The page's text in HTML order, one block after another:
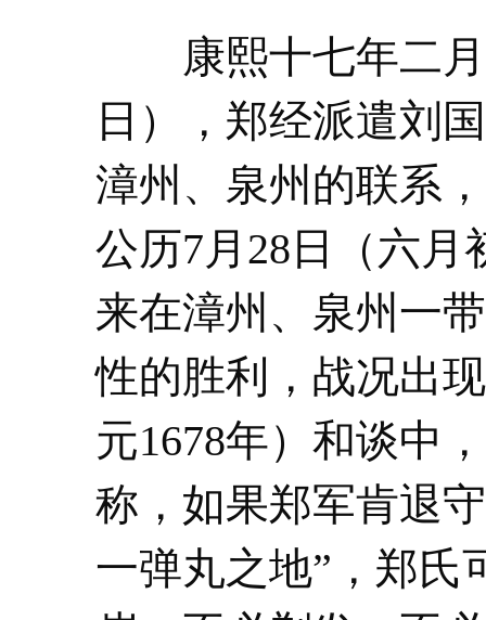
康熙十七年二月
日），郑经派遣刘
漳州、泉州的联系
公历7月28日（六
来在漳州、泉州一
性的胜利，战况出
元1678年）和谈中
称，如果郑军肯退
一弹丸之地”，郑氏